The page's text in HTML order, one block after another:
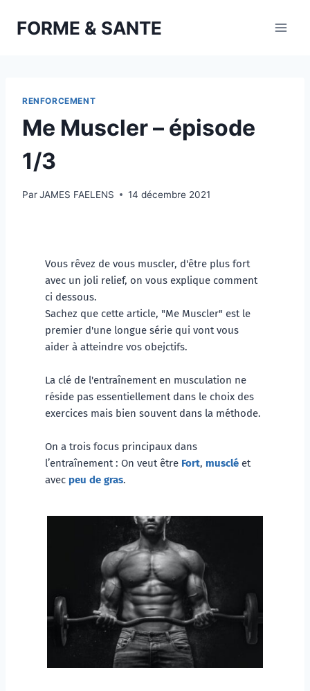
FORME & SANTE
RENFORCEMENT
Me Muscler – épisode
1/3
ParJAMES FAELENS 14 décembre 2021
Vous rêvez de vous muscler, d'être plus fort
avec un joli relief, on vous explique comment
ci dessous.
Sachez que cette article, "Me Muscler" est le
premier d'une longue série qui vont vous
aider à atteindre vos obejctifs.
La clé de l'entraînement en musculation ne
réside pas essentiellement dans le choix des
exercices mais bien souvent dans la méthode.
On a trois focus principaux dans
l’entraînement : On veut être Fort, musclé et
avec peu de gras.